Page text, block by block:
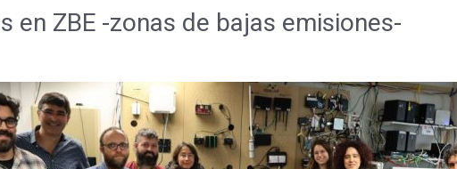
en ZBE -zonas de bajas emisiones-